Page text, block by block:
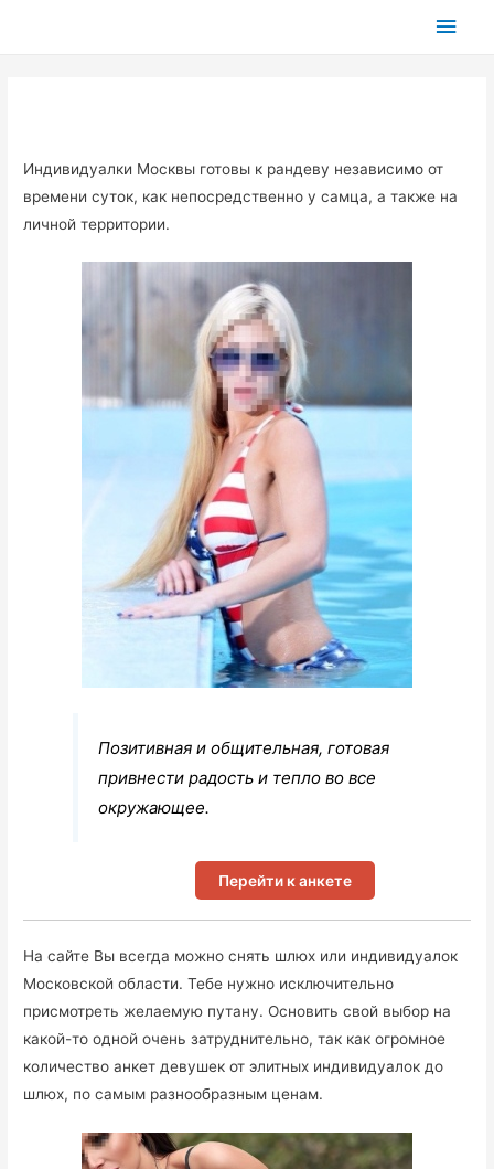
Индивидуалки Москвы готовы к рандеву независимо от
времени суток, как непосредственно у самца, а также на
личной территории.
Позитивная и общительная, готовая
привнести радость и тепло во все
окружающее.
Перейти к анкете
На сайте Вы всегда можно снять шлюх или индивидуалок
Московской области. Тебе нужно исключительно
присмотреть желаемую путану. Основить свой выбор на
какой-то одной очень затруднительно, так как огромное
количество анкет девушек от элитных индивидуалок до
шлюх, по самым разнообразным ценам.